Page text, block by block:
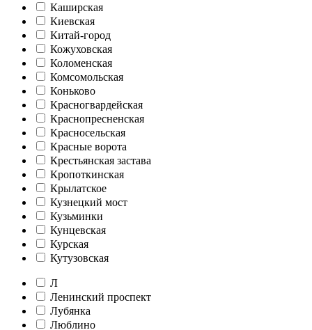
Каширская
Киевская
Китай-город
Кожуховская
Коломенская
Комсомольская
Коньково
Красногвардейская
Краснопресненская
Красносельская
Красные ворота
Крестьянская застава
Кропоткинская
Крылатское
Кузнецкий мост
Кузьминки
Кунцевская
Курская
Кутузовская
Л
Ленинский проспект
Лубянка
Люблино